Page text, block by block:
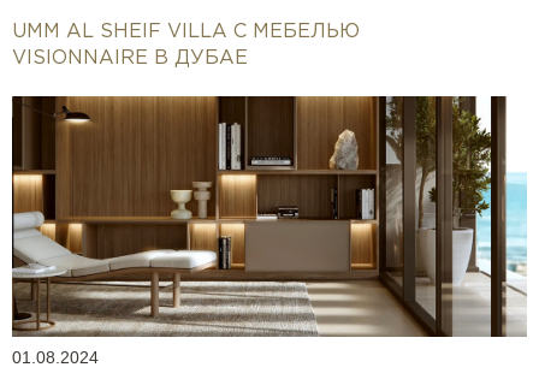
UMM AL SHEIF VILLA С МЕБЕЛЬЮ
VISIONNAIRE В ДУБАЕ
01.08.2024